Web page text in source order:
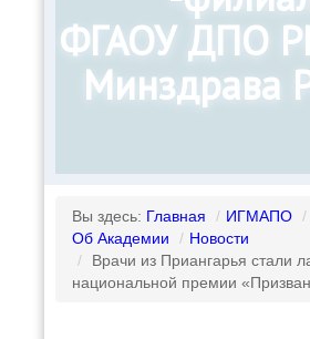
ФГАОУ ДПО
Минздрава
Вы здесь: Главная / ИГМАПО
/
Об Академии
/ Новости
/
Врачи из Приангарья стали
национальной премии